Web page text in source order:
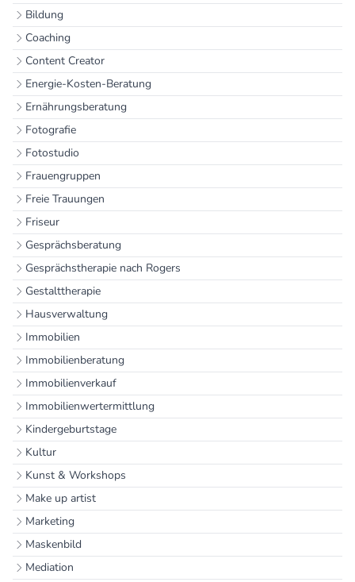
Bildung
Coaching
Content Creator
Energie-Kosten-Beratung
Ernährungsberatung
Fotografie
Fotostudio
Frauengruppen
Freie Trauungen
Friseur
Gesprächsberatung
Gesprächstherapie nach Rogers
Gestalttherapie
Hausverwaltung
Immobilien
Immobilienberatung
Immobilienverkauf
Immobilienwertermittlung
Kindergeburtstage
Kultur
Kunst & Workshops
Make up artist
Marketing
Maskenbild
Mediation